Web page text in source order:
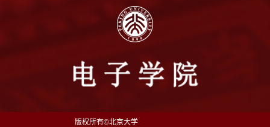
版权所有©北京大学